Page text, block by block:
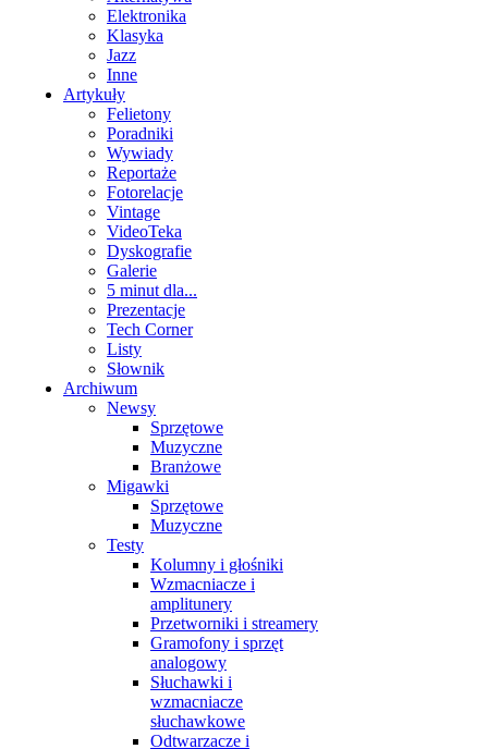
Elektronika
Klasyka
Jazz
Inne
Artykuły
Felietony
Poradniki
Wywiady
Reportaże
Fotorelacje
Vintage
VideoTeka
Dyskografie
Galerie
5 minut dla...
Prezentacje
Tech Corner
Listy
Słownik
Archiwum
Newsy
Sprzętowe
Muzyczne
Branżowe
Migawki
Sprzętowe
Muzyczne
Testy
Kolumny i głośniki
Wzmacniacze i
amplitunery
Przetworniki i streamery
Gramofony i sprzęt
analogowy
Słuchawki i
wzmacniacze
słuchawkowe
Odtwarzacze i